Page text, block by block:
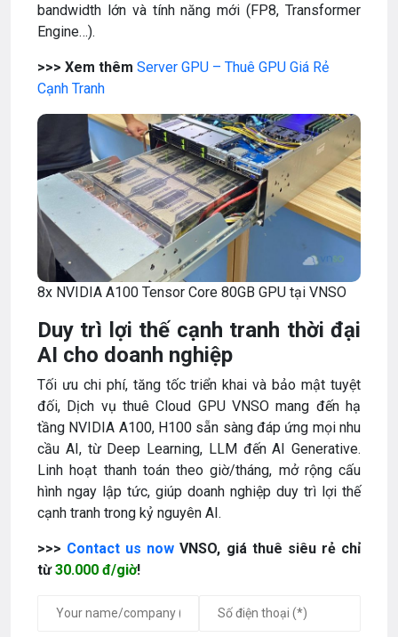
bandwidth lớn và tính năng mới (FP8, Transformer
Engine…).
>>> Xem thêm Server GPU – Thuê GPU Giá Rẻ
Cạnh Tranh
8x NVIDIA A100 Tensor Core 80GB GPU tại VNSO
Duy trì lợi thế cạnh tranh thời đại
AI cho doanh nghiệp
Tối ưu chi phí, tăng tốc triển khai và bảo mật tuyệt
đối, Dịch vụ thuê Cloud GPU VNSO mang đến hạ
tầng NVIDIA A100, H100 sẵn sàng đáp ứng mọi nhu
cầu AI, từ Deep Learning, LLM đến AI Generative.
Linh hoạt thanh toán theo giờ/tháng, mở rộng cấu
hình ngay lập tức, giúp doanh nghiệp duy trì lợi thế
cạnh tranh trong kỷ nguyên AI.
>>> Contact us now VNSO, giá thuê siêu rẻ chỉ
từ30.000 đ/giờ!